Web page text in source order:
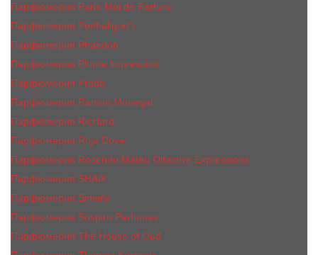
Парфюмерия Parle Moi de Parfum
Парфюмерия Penhaligon's
Парфюмерия Phaedon
Парфюмерия Plume Impression
Парфюмерия Prada
Парфюмерия Ramon Monegal
Парфюмерия RicHard
Парфюмерия Roja Dove
Парфюмерия Rosendo Mateu Olfactive Expressions
Парфюмерия SHAIK
Парфюмерия Simimi
Парфюмерия Sospiro Perfumes
Парфюмерия The House of Oud